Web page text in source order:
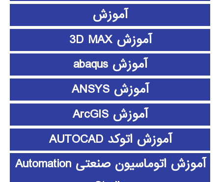
آموزش
آموزش 3D MAX
آموزش abaqus
آموزش ANSYS
آموزش ArcGIS
آموزش اتوکد AUTOCAD
آموزش اتوماسیون صنعتی Automation